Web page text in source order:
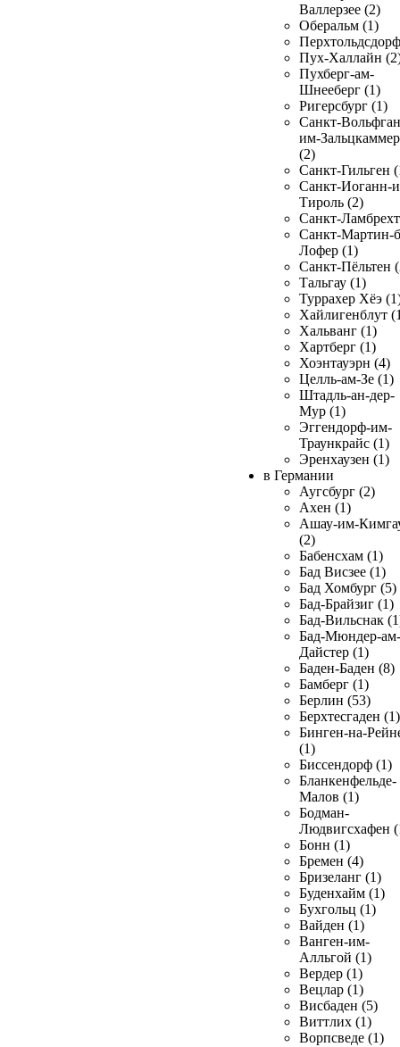
Валлерзее (2)
Оберальм (1)
Пух-Халлайн
Пухберг-ам-
Шнееберг (1)
Ригерсбург (1)
Санкт-
им-
(2)
Санкт-Гильген
Санкт-Иоганн-
Тироль (2)
Санкт-
Санкт-Мартин-
Лофер (1)
Санкт-Пёльтен
Тальгау (1)
Туррахер Хёэ
Хайлигенблут
Хальванг (1)
Хартберг (1)
Хоэнтауэрн (4)
Целль-ам-Зе (1)
Штадль-ан-дер-
Мур (1)
Эггендорф-им-
Траункрайс (1)
Эренхаузен (1)
в Германии
Аугсбург (2)
Ахен (1)
Ашау-им-
(2)
Бабенсхам (1)
Бад Висзее (1)
Бад Хомбург (5)
Бад-Брайзиг (1)
Бад-Вильснак
Бад-Мюндер-ам-
Дайстер (1)
Баден-Баден (8)
Бамберг (1)
Берлин (53)
Берхтесгаден (1)
Бинген-на-
(1)
Биссендорф (1)
Бланкенфельде-
Малов (1)
Бодман-
Людвигсхафен
Бонн (1)
Бремен (4)
Бризеланг (1)
Буденхайм (1)
Бухгольц (1)
Вайден (1)
Ванген-им-
Алльгой (1)
Вердер (1)
Вецлар (1)
Висбаден (5)
Виттлих (1)
Ворпсведе (1)